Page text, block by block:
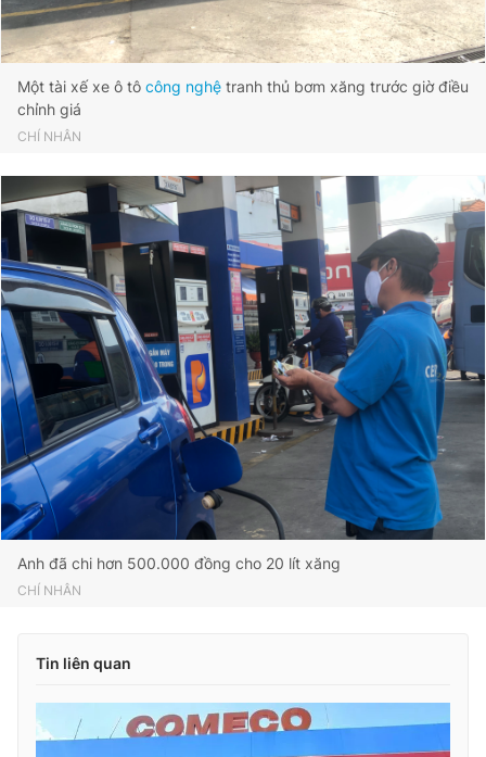
Một tài xế xe ô tô công nghệ tranh thủ bơm xăng trước giờ điều
chỉnh giá
CHÍ NHÂN
Anh đã chi hơn 500.000 đồng cho 20 lít xăng
CHÍ NHÂN
Tin liên quan